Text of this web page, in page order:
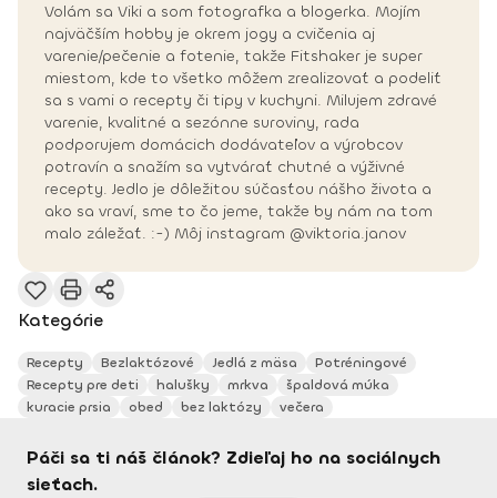
Volám sa Viki a som fotografka a blogerka. Mojím
najväčším hobby je okrem jogy a cvičenia aj
varenie/pečenie a fotenie, takže Fitshaker je super
miestom, kde to všetko môžem zrealizovať a podeliť
sa s vami o recepty či tipy v kuchyni. Milujem zdravé
varenie, kvalitné a sezónne suroviny, rada
podporujem domácich dodávateľov a výrobcov
potravín a snažím sa vytvárať chutné a výživné
recepty. Jedlo je dôležitou súčasťou nášho života a
ako sa vraví, sme to čo jeme, takže by nám na tom
malo záležať. :-) Môj instagram @viktoria.janov
Kategórie
Recepty Bezlaktózové Jedlá z mäsa
Potréningové
Recepty pre deti
halušky mrkva
špaldová múka
kuracie prsia
obed bez laktózy večera
Páči sa ti náš článok? Zdieľaj ho na sociálnych
sieťach.